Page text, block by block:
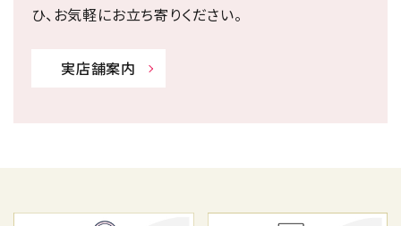
ひ、お気軽にお立ち寄りください。
実店舗案内